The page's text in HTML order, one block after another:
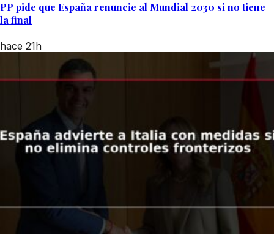
PP pide que España renuncie al Mundial 2030 si no tiene
la final
hace 21h